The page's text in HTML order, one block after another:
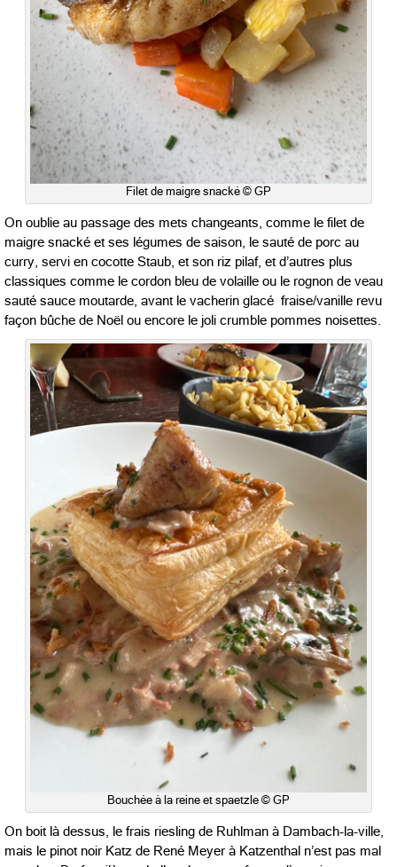
Filet de maigre snacké © GP
On oublie au passage des mets changeants, comme le filet de
maigre snacké et ses légumes de saison, le sauté de porc au
curry, servi en cocotte Staub, et son riz pilaf, et d’autres plus
classiques comme le cordon bleu de volaille ou le rognon de veau
sauté sauce moutarde, avant le vacherin glacé fraise/vanille revu
façon bûche de Noël ou encore le joli crumble pommes noisettes.
Bouchée à la reine et spaetzle © GP
On boit là dessus, le frais riesling de Ruhlman à Dambach-la-ville,
mais le pinot noir Katz de René Meyer à Katzenthal n’est pas mal